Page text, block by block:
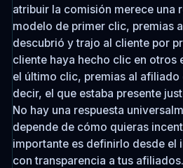
atribuir la comisión merece una
modelo de primer clic, premias
descubrió y trajo al cliente por
cliente haya hecho clic en otros
el último clic, premias al
decir, el que estaba presente
No hay una respuesta
depende de cómo quieras
importante es definirlo desde el
con transparencia a tus afiliados.